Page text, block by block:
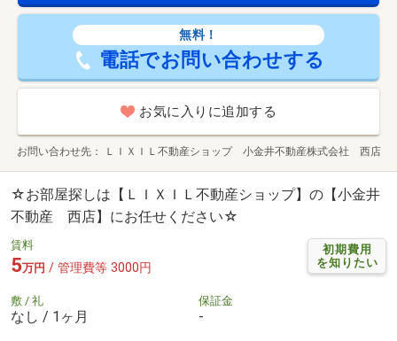
無料！
電話でお問い合わせする
お気に入りに追加する
お問い合わせ先 ＬＩＸＩＬ不動産ショップ 小金井不動産株式会社 西店
☆お部屋探しは【ＬＩＸＩＬ不動産ショップ】の【小金井
不動産 西店】にお任せください☆
初期費用
を知りたい
賃料
5万円 / 管理費等 3000円
敷 / 礼
なし / 1ヶ月
保証金
-